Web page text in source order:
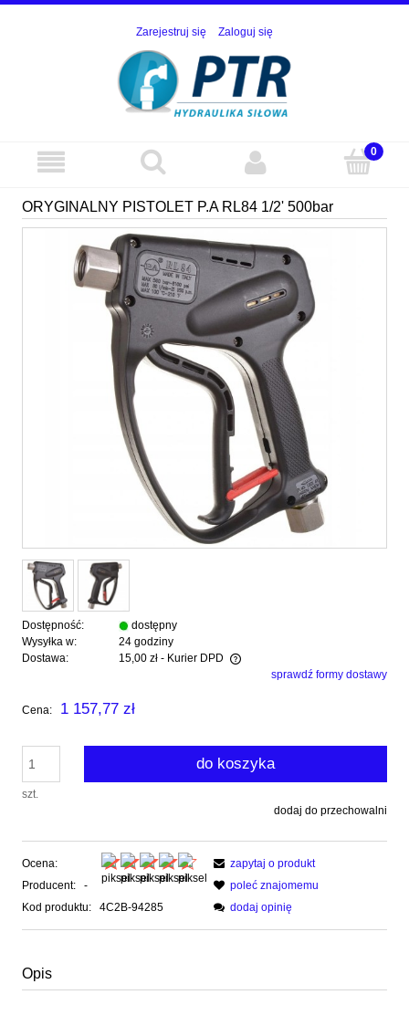
Zarejestruj się Zaloguj się
ORYGINALNY PISTOLET P.A RL84 1/2' 500bar
Dostępność:
dostępny
Wysyłka w:
24 godziny
Dostawa:
15,00 zł - Kurier DPD
Cena nie zawiera ewentualnych kosztów płatnościsprawdź formy dostawy
Cena: 1 157,77 zł
szt.
do koszyka
dodaj do przechowalni
Ocena:
Producent:
-
Kod produktu:
4C2B-94285
zapytaj o produkt
poleć znajomemu
dodaj opinię
Opis